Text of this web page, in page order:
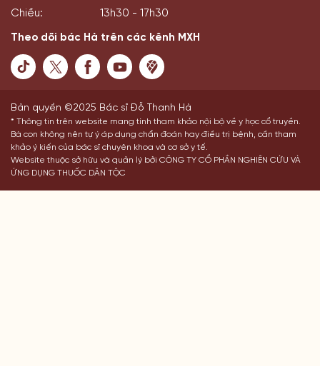
Chiều: 13h30 - 17h30
Theo dõi bác Hà trên các kênh MXH
Bản quyền ©2025 Bác sĩ Đỗ Thanh Hà
* Thông tin trên website mang tính tham khảo nội bộ về y học cổ truyền.
Bà con không nên tự ý áp dụng chẩn đoán hay điều trị bệnh, cần tham
khảo ý kiến của bác sĩ chuyên khoa và cơ sở y tế.
Website thuộc sở hữu và quản lý bởi CÔNG TY CỔ PHẦN NGHIÊN CỨU VÀ
ỨNG DỤNG THUỐC DÂN TỘC